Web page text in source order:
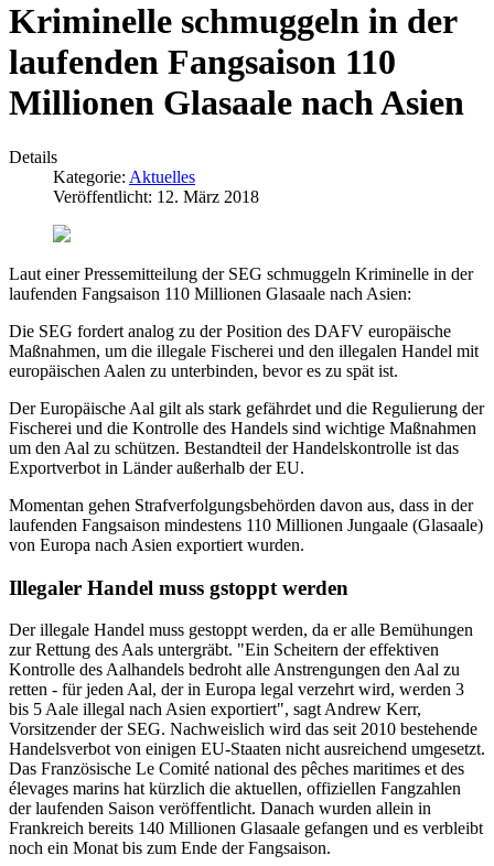
Kriminelle schmuggeln in der
laufenden Fangsaison 110
Millionen Glasaale nach Asien
Details
Kategorie: Aktuelles
Veröffentlicht: 12. März 2018
Laut einer Pressemitteilung der SEG schmuggeln Kriminelle in der
laufenden Fangsaison 110 Millionen Glasaale nach Asien:
Die SEG fordert analog zu der Position des DAFV europäische
Maßnahmen, um die illegale Fischerei und den illegalen Handel mit
europäischen Aalen zu unterbinden, bevor es zu spät ist.
Der Europäische Aal gilt als stark gefährdet und die Regulierung der
Fischerei und die Kontrolle des Handels sind wichtige Maßnahmen
um den Aal zu schützen. Bestandteil der Handelskontrolle ist das
Exportverbot in Länder außerhalb der EU.
Momentan gehen Strafverfolgungsbehörden davon aus, dass in der
laufenden Fangsaison mindestens 110 Millionen Jungaale (Glasaale)
von Europa nach Asien exportiert wurden.
Illegaler Handel muss gstoppt werden
Der illegale Handel muss gestoppt werden, da er alle Bemühungen
zur Rettung des Aals untergräbt. "Ein Scheitern der effektiven
Kontrolle des Aalhandels bedroht alle Anstrengungen den Aal zu
retten - für jeden Aal, der in Europa legal verzehrt wird, werden 3
bis 5 Aale illegal nach Asien exportiert", sagt Andrew Kerr,
Vorsitzender der SEG. Nachweislich wird das seit 2010 bestehende
Handelsverbot von einigen EU-Staaten nicht ausreichend umgesetzt.
Das Französische Le Comité national des pêches maritimes et des
élevages marins hat kürzlich die aktuellen, offiziellen Fangzahlen
der laufenden Saison veröffentlicht. Danach wurden allein in
Frankreich bereits 140 Millionen Glasaale gefangen und es verbleibt
noch ein Monat bis zum Ende der Fangsaison.